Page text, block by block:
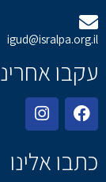
igud@isralpa.org.il
עקבו
כתבו אלינו